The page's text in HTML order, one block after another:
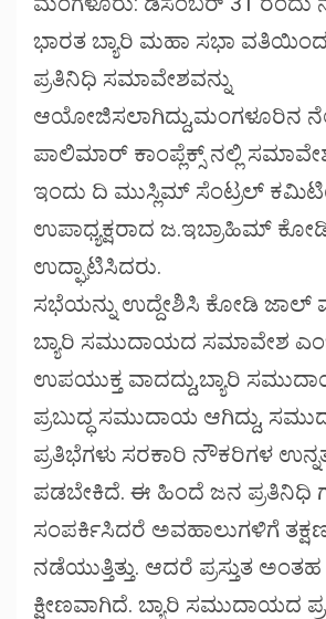
ಭಾರತ ಬ್ಯಾರಿ ಮಹಾ ಸಭಾ ವತಿಯಿಂದ
ಪ್ರತಿನಿಧಿ ಸಮಾವೇಶವನ್ನು
ಆಯೋಜಿಸಲಾಗಿದ್ದು,ಮಂಗಳೂರಿನ
ಪಾಲಿಮಾರ್ ಕಾಂಪ್ಲೆಕ್ಸ್ ನಲ್ಲಿ
ಇಂದು ದಿ ಮುಸ್ಲಿಮ್ ಸೆಂಟ್ರಲ್
ಉಪಾಧ್ಯಕ್ಷರಾದ ಜ.ಇಬ್ರಾಹಿಮ್
ಉದ್ಘಾಟಿಸಿದರು.
ಸಭೆಯನ್ನು ಉದ್ದೇಶಿಸಿ ಕೋಡಿ ಜಾಲ್
ಬ್ಯಾರಿ ಸಮುದಾಯದ ಸಮಾವೇಶ
ಉಪಯುಕ್ತ ವಾದದ್ದು,ಬ್ಯಾರಿ
ಪ್ರಬುದ್ಧ ಸಮುದಾಯ ಆಗಿದ್ದು,
ಪ್ರತಿಭೆಗಳು ಸರಕಾರಿ ನೌಕರಿಗಳ
ಪಡಬೇಕಿದೆ. ಈ ಹಿಂದೆ ಜನ ಪ್ರತಿನಿಧಿ
ಸಂಪರ್ಕಿಸಿದರೆ ಅವಹಾಲುಗಳಿಗೆ
ನಡೆಯುತ್ತಿತ್ತು. ಆದರೆ ಪ್ರಸ್ತುತ ಅಂತಹ
ಕ್ಷೀಣವಾಗಿದೆ. ಬ್ಯಾರಿ ಸಮುದಾಯದ